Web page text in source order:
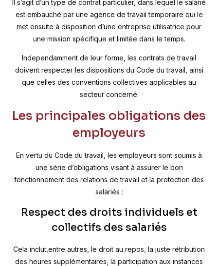
Il s’agit d’un type de contrat particulier, dans lequel le salarié
est embauché par une agence de travail temporaire qui le
met ensuite à disposition d’une entreprise utilisatrice pour
une mission spécifique et limitée dans le temps.
Independamment de leur forme, les contrats de travail
doivent respecter les dispositions du Code du travail, ainsi
que celles des conventions collectives applicables au
secteur concerné.
Les principales obligations des
employeurs
En vertu du Code du travail, les employeurs sont soumis à
une série d’obligations visant à assurer le bon
fonctionnement des relations de travail et la protection des
salariés :
Respect des droits individuels et
collectifs des salariés
Cela inclut,entre autres, le droit au repos, la juste rétribution
des heures supplémentaires, la participation aux instances